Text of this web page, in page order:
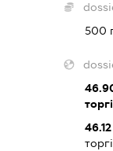
500
46.12